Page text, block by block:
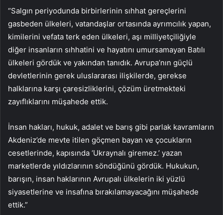
“Salgın periyodunda birbirlerinin sıhhat gereçlerini
gasbeden ülkeleri, vatandaşlar ortasında ayrımcılık yapan,
kimilerini vefata terk eden ülkeleri, aşı milliyetçiliğiyle
diğer insanların sıhhatini ve hayatını umursamayan Batılı
ülkeleri gördük ve yakından tanıdık. Avrupa’nın güçlü
devletlerinin gerek uluslararası ilişkilerde, gerekse
halklarına karşı çaresizliklerini, çözüm üretmekteki
zayıflıklarını müşahede ettik.
İnsan hakları, hukuk, adalet ve barış gibi parlak kavramların
Akdeniz’de mevte itilen göçmen bayan ve çocukların
cesetlerinde, kapısında ‘Ukraynalı giremez.’ yazan
marketlerde yıldızlarının söndüğünü gördük. Hukukun,
barışın, insan haklarının Avrupalı ülkelerin iki yüzlü
siyasetlerine ve insafına bırakılamayacağını müşahede
ettik.”